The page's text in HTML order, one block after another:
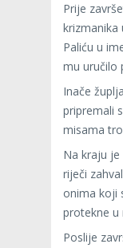
Prije
krizmanika
Paliću u
mu uručilo
Inače
pripremali
misama
Na kraju je
riječi
onima koji
protekne u
Poslije